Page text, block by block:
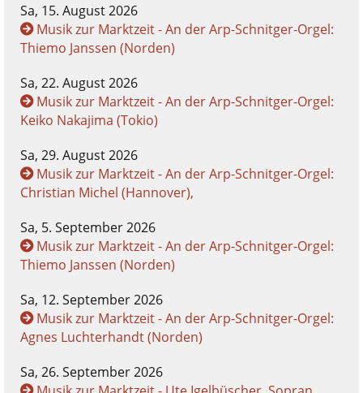
Sa, 15. August 2026
Musik zur Marktzeit - An der Arp-Schnitger-Orgel:
Thiemo Janssen (Norden)
Sa, 22. August 2026
Musik zur Marktzeit - An der Arp-Schnitger-Orgel:
Keiko Nakajima (Tokio)
Sa, 29. August 2026
Musik zur Marktzeit - An der Arp-Schnitger-Orgel:
Christian Michel (Hannover),
Sa, 5. September 2026
Musik zur Marktzeit - An der Arp-Schnitger-Orgel:
Thiemo Janssen (Norden)
Sa, 12. September 2026
Musik zur Marktzeit - An der Arp-Schnitger-Orgel:
Agnes Luchterhandt (Norden)
Sa, 26. September 2026